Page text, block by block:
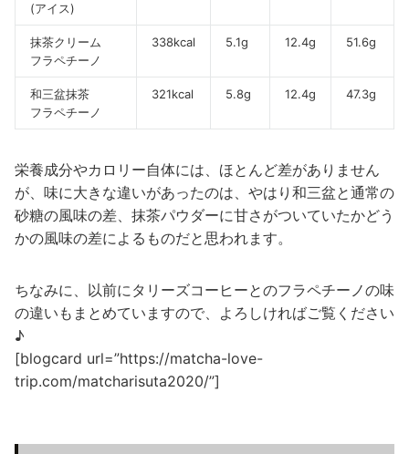
(アイス)
抹茶クリーム
フラペチーノ
338kcal 5.1g 12.4g 51.6g
和三盆抹茶
フラペチーノ
321kcal 5.8g 12.4g 47.3g
栄養成分やカロリー自体には、ほとんど差がありません
が、味に大きな違いがあったのは、やはり和三盆と通常の
砂糖の風味の差、抹茶パウダーに甘さがついていたかどう
かの風味の差によるものだと思われます。
ちなみに、以前にタリーズコーヒーとのフラペチーノの味
の違いもまとめていますので、よろしければご覧ください
♪
[blogcard url=”https://matcha-love-
trip.com/matcharisuta2020/”]